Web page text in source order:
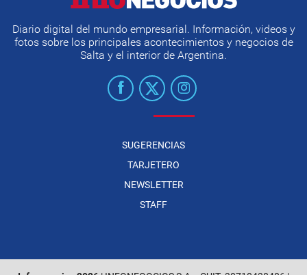
Diario digital del mundo empresarial. Información, videos y
fotos sobre los principales acontecimientos y negocios de
Salta y el interior de Argentina.
SUGERENCIAS
TARJETERO
NEWSLETTER
STAFF